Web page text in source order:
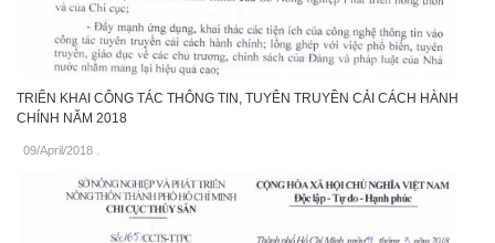
TRIỂN KHAI CÔNG TÁC THÔNG TIN, TUYÊN TRUYỀN CẢI CÁCH HÀNH
CHÍNH NĂM 2018
09/April/2018